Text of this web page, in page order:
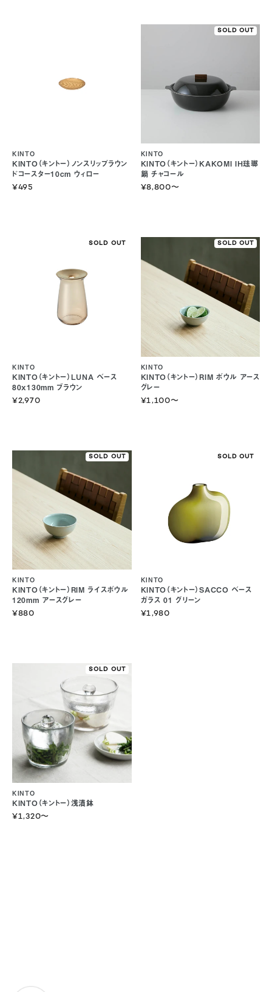
KINTO（キントー）ノンスリップラウン
ドコースター10cm ウィロー
KINTO
¥495
SOLD OUT
KINTO（キントー）KAKOMI IH琺瑯
鍋 チャコール
KINTO
〜
¥8,800
SOLD OUT
KINTO（キントー）LUNA ベース
80x130mm ブラウン
KINTO
¥2,970
SOLD OUT
KINTO（キントー）RIM ボウル アース
グレー
KINTO
〜
¥1,100
SOLD OUT
KINTO（キントー）RIM ライスボウル
120mm アースグレー
KINTO
¥880
SOLD OUT
KINTO（キントー）SACCO ベース
ガラス 01 グリーン
KINTO
¥1,980
SOLD OUT
KINTO（キントー）浅漬鉢
KINTO
〜
¥1,320